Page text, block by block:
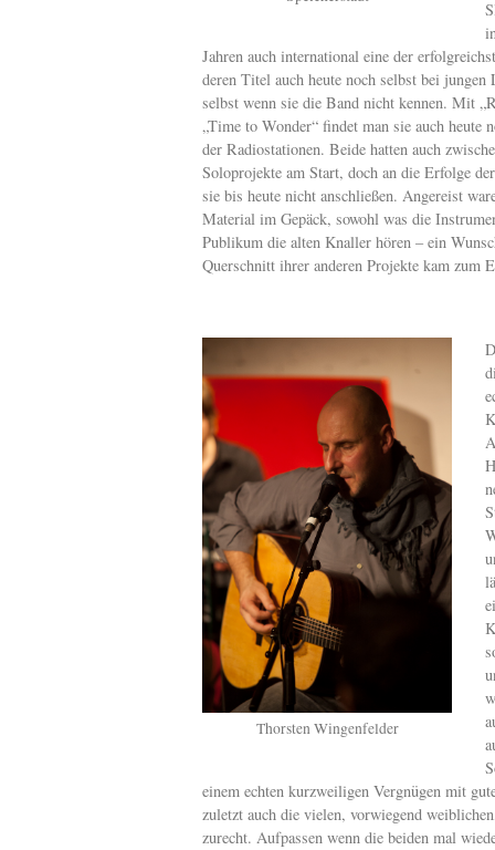
Jahren auch international eine der
deren Titel auch heute noch selbst bei jungen
selbst wenn sie die Band nicht kennen. Mit
„Time to Wonder“ findet man sie auch heute
der Radiostationen. Beide hatten auch
Soloprojekte am Start, doch an die Erfolge
sie bis heute nicht anschließen. Angereist
Material im Gepäck, sowohl was die
Publikum die alten Knaller hören – ein
Querschnitt ihrer anderen Projekte kam zum
Thorsten Wingenfelder
einem echten kurzweiligen Vergnügen mit
zuletzt auch die vielen, vorwiegend
zurecht. Aufpassen wenn die beiden mal